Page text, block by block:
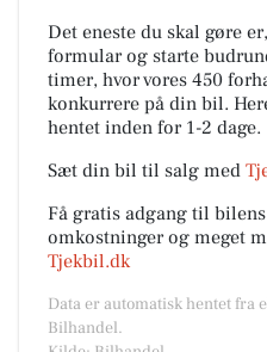
Det eneste du skal gøre
formular og starte
timer, hvor vores 450
konkurrere på din bil.
hentet inden for 1-2 dage.
Sæt din bil til salg med
Få gratis adgang til
omkostninger og meget
Tjekbil.dk
Data er automatisk hentet
Bilhandel.